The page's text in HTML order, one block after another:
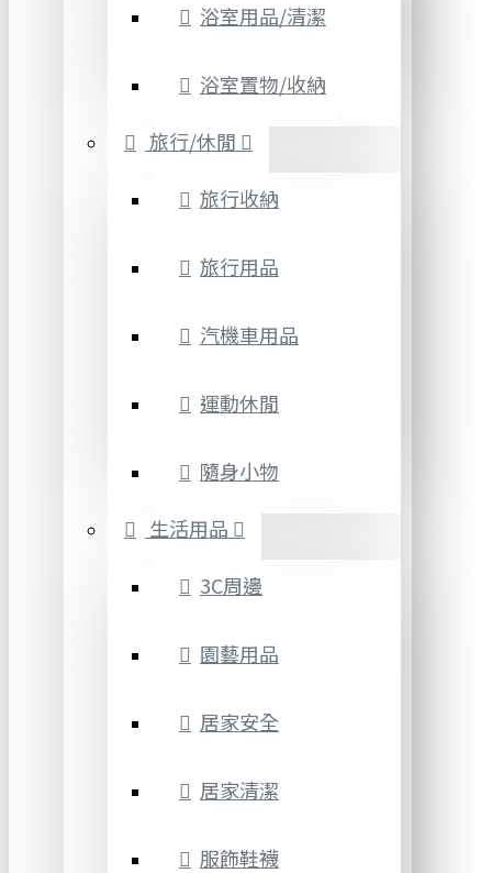
浴室用品/清潔
浴室置物/收納
旅行/休閒
旅行收納
旅行用品
汽機車用品
運動休閒
隨身小物
生活用品
3C周邊
園藝用品
居家安全
居家清潔
服飾鞋襪